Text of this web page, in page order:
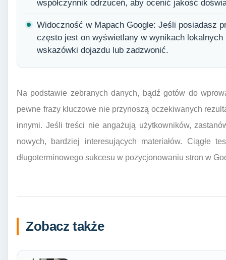
współczynnik odrzuceń, aby ocenić jakość
Widoczność w Mapach Google: Jeśli posiadasz
często jest on wyświetlany w wynikach
wskazówki dojazdu lub zadzwonić.
Na podstawie zebranych danych, bądź gotów do
pewne frazy kluczowe nie przynoszą oczekiwanych
innymi. Jeśli treści nie angażują użytkowników,
nowych, bardziej interesujących materiałów. Ciągłe
długoterminowego sukcesu w pozycjonowaniu stron w
Zobacz także